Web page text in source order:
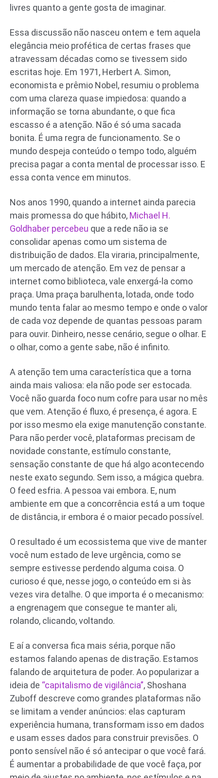
livres quanto a gente gosta de imaginar.
Essa discussão não nasceu ontem e tem aquela
elegância meio profética de certas frases que
atravessam décadas como se tivessem sido
escritas hoje. Em 1971, Herbert A. Simon,
economista e prêmio Nobel, resumiu o problema
com uma clareza quase impiedosa: quando a
informação se torna abundante, o que fica
escasso é a atenção. Não é só uma sacada
bonita. É uma regra de funcionamento. Se o
mundo despeja conteúdo o tempo todo, alguém
precisa pagar a conta mental de processar isso. E
essa conta vence em minutos.
Nos anos 1990, quando a internet ainda parecia
mais promessa do que hábito, Michael H.
Goldhaber percebeu que a rede não ia se
consolidar apenas como um sistema de
distribuição de dados. Ela viraria, principalmente,
um mercado de atenção. Em vez de pensar a
internet como biblioteca, vale enxergá-la como
praça. Uma praça barulhenta, lotada, onde todo
mundo tenta falar ao mesmo tempo e onde o valor
de cada voz depende de quantas pessoas param
para ouvir. Dinheiro, nesse cenário, segue o olhar. E
o olhar, como a gente sabe, não é infinito.
A atenção tem uma característica que a torna
ainda mais valiosa: ela não pode ser estocada.
Você não guarda foco num cofre para usar no mês
que vem. Atenção é fluxo, é presença, é agora. E
por isso mesmo ela exige manutenção constante.
Para não perder você, plataformas precisam de
novidade constante, estímulo constante,
sensação constante de que há algo acontecendo
neste exato segundo. Sem isso, a mágica quebra.
O feed esfria. A pessoa vai embora. E, num
ambiente em que a concorrência está a um toque
de distância, ir embora é o maior pecado possível.
O resultado é um ecossistema que vive de manter
você num estado de leve urgência, como se
sempre estivesse perdendo alguma coisa. O
curioso é que, nesse jogo, o conteúdo em si às
vezes vira detalhe. O que importa é o mecanismo:
a engrenagem que consegue te manter ali,
rolando, clicando, voltando.
E aí a conversa fica mais séria, porque não
estamos falando apenas de distração. Estamos
falando de arquitetura de poder. Ao popularizar a
ideia de “capitalismo de vigilância”, Shoshana
Zuboff descreve como grandes plataformas não
se limitam a vender anúncios: elas capturam
experiência humana, transformam isso em dados
e usam esses dados para construir previsões. O
ponto sensível não é só antecipar o que você fará.
É aumentar a probabilidade de que você faça, por